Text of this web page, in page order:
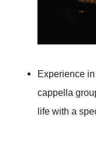
Experience in
cappella
life with a